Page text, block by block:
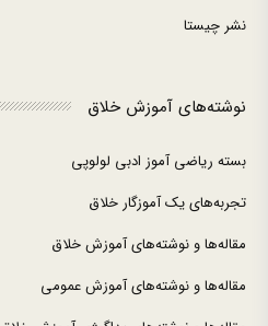
نشر چیستا
نوشته‌های آموزش خلاق
بسته ریاضی آموز ادبی لولوپی
تجربه‌های یک آموزگار خلاق
مقاله‌ها و نوشته‌های آموزش خلاق
مقاله‌ها و نوشته‌های آموزش عمومی